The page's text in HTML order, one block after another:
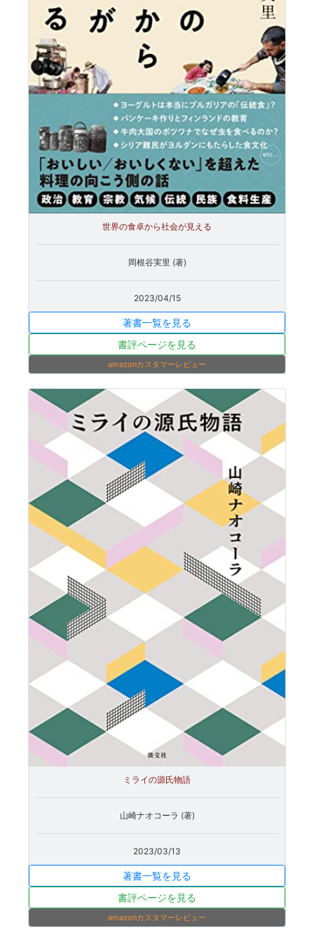
世界の食卓から社会が見える
岡根谷実里 (著)
2023/04/15
著書一覧を見る
書評ページを見る
amazonカスタマーレビュー
ミライの源氏物語
山崎ナオコーラ (著)
2023/03/13
著書一覧を見る
書評ページを見る
amazonカスタマーレビュー